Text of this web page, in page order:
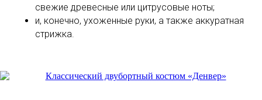
свежие древесные или цитрусовые ноты;
и, конечно, ухоженные руки, а также аккуратная
стрижка.